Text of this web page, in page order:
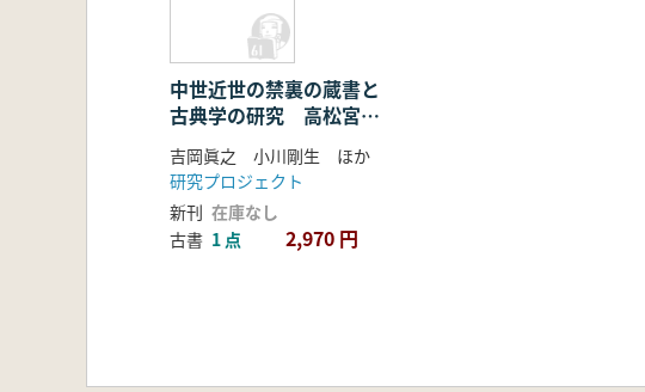
として 研究
調査報告1
中世近世の禁裏の蔵書と
古典学の研究 高松宮家
伝来禁裏本を中心とし
て 研究調査報告1
吉岡眞之 小川剛生 ほか
研究プロジェクト
新刊 在庫なし
古書 1 点 2,970 円